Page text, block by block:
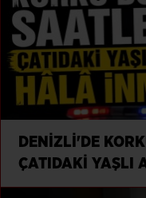
DENİZLİ'DE
ÇATIDAKİ YAŞLI